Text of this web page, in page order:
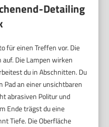
Detailing
für einen Treffen vor. Die
Die Lampen wirken
du in Abschnitten. Du
Pad an einer unsichtbaren
abrasiven Politur und
Ende trägst du eine
Tiefe. Die Oberfläche